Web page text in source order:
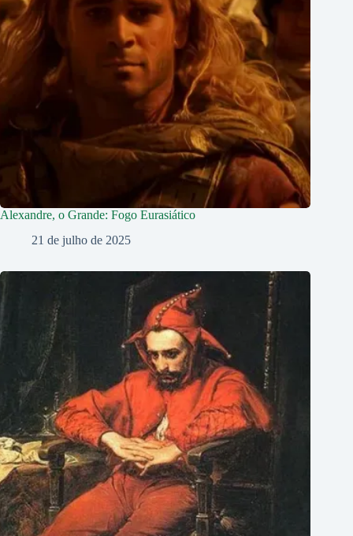
Alexandre, o Grande: Fogo Eurasiático
21 de julho de 2025